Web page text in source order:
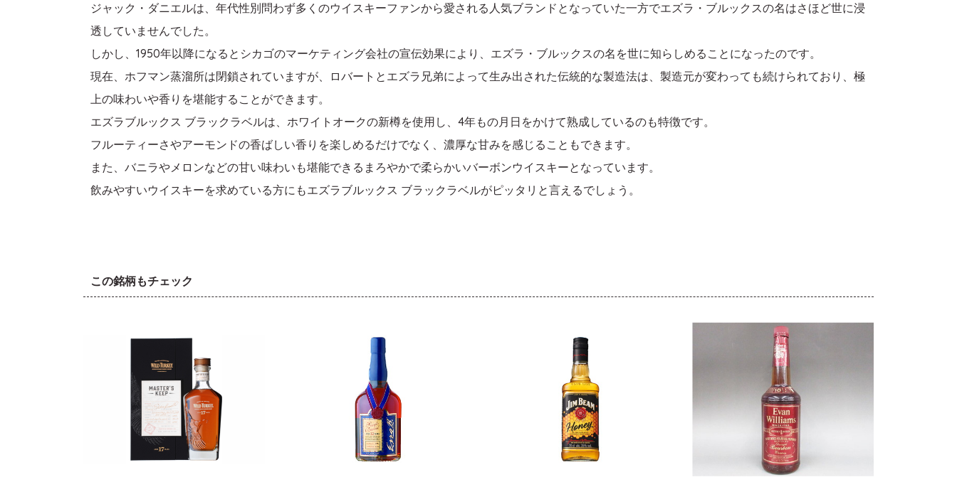
ジャック・ダニエルは、年代性別問わず多くのウイスキーファンから愛される人気ブランドとなっていた一方でエズラ・ブルックスの名はさほど世に浸
透していませんでした。
しかし、1950年以降になるとシカゴのマーケティング会社の宣伝効果により、エズラ・ブルックスの名を世に知らしめることになったのです。
現在、ホフマン蒸溜所は閉鎖されていますが、ロバートとエズラ兄弟によって生み出された伝統的な製造法は、製造元が変わっても続けられており、極
上の味わいや香りを堪能することができます。
エズラブルックス ブラックラベルは、ホワイトオークの新樽を使用し、4年もの月日をかけて熟成しているのも特徴です。
フルーティーさやアーモンドの香ばしい香りを楽しめるだけでなく、濃厚な甘みを感じることもできます。
また、バニラやメロンなどの甘い味わいも堪能できるまろやかで柔らかいバーボンウイスキーとなっています。
飲みやすいウイスキーを求めている方にもエズラブルックス ブラックラベルがピッタリと言えるでしょう。
この銘柄もチェック